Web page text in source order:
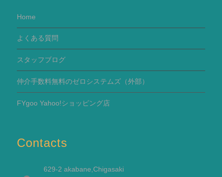
Home
よくある質問
スタッフブログ
仲介手数料無料のゼロシステムズ（外部）
FYgoo Yahoo!ショッピング店
Contacts
629-2 akabane,Chigasaki